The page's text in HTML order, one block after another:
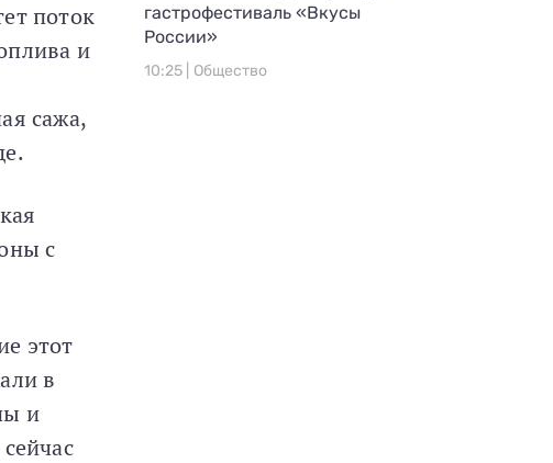
поток
и
сажа,
с
этот
в
и
гастрофестиваль «Вкусы
России»
10:25 | Общество